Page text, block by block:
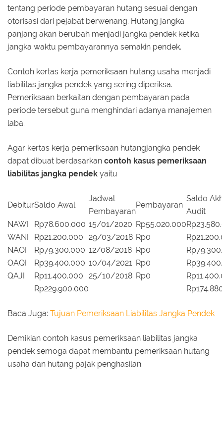
tentang periode pembayaran hutang sesuai dengan
otorisasi dari pejabat berwenang. Hutang jangka
panjang akan berubah menjadi jangka pendek ketika
jangka waktu pembayarannya semakin pendek.
Contoh kertas kerja pemeriksaan hutang usaha menjadi
liabilitas jangka pendek yang sering diperiksa.
Pemeriksaan berkaitan dengan pembayaran pada
periode tersebut guna menghindari adanya manajemen
laba.
Agar kertas kerja pemeriksaan hutangjangka pendek
dapat dibuat berdasarkan contoh kasus pemeriksaan
liabilitas jangka pendek yaitu
DebiturSaldo Awal
Jadwal
Pembayaran
Pembayaran
Saldo
Audit
NAWI
Rp78.600.000 15/01/2020 Rp55.020.000
WANI
Rp21.200.000 29/03/2018 Rp0
NAOI
Rp79.300.000 12/08/2018 Rp0
OAQI
Rp39.400.000 10/04/2021 Rp0
QAJI
Rp11.400.000 25/10/2018 Rp0
Rp229.900.000
Baca Juga: Tujuan Pemeriksaan Liabilitas Jangka Pendek
Demikian contoh kasus pemeriksaan liabilitas jangka
pendek semoga dapat membantu pemeriksaan hutang
usaha dan hutang pajak penghasilan.